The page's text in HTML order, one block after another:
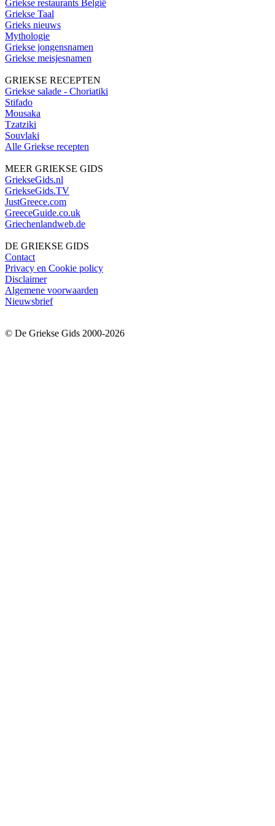
Griekse restaurants België
Griekse Taal
Grieks nieuws
Mythologie
Griekse jongensnamen
Griekse meisjesnamen
GRIEKSE RECEPTEN
Griekse salade - Choriatiki
Stifado
Mousaka
Tzatziki
Souvlaki
Alle Griekse recepten
MEER GRIEKSE GIDS
GriekseGids.nl
GriekseGids.TV
JustGreece.com
GreeceGuide.co.uk
Griechenlandweb.de
DE GRIEKSE GIDS
Contact
Privacy en Cookie policy
Disclaimer
Algemene voorwaarden
Nieuwsbrief
© De Griekse Gids 2000-2026